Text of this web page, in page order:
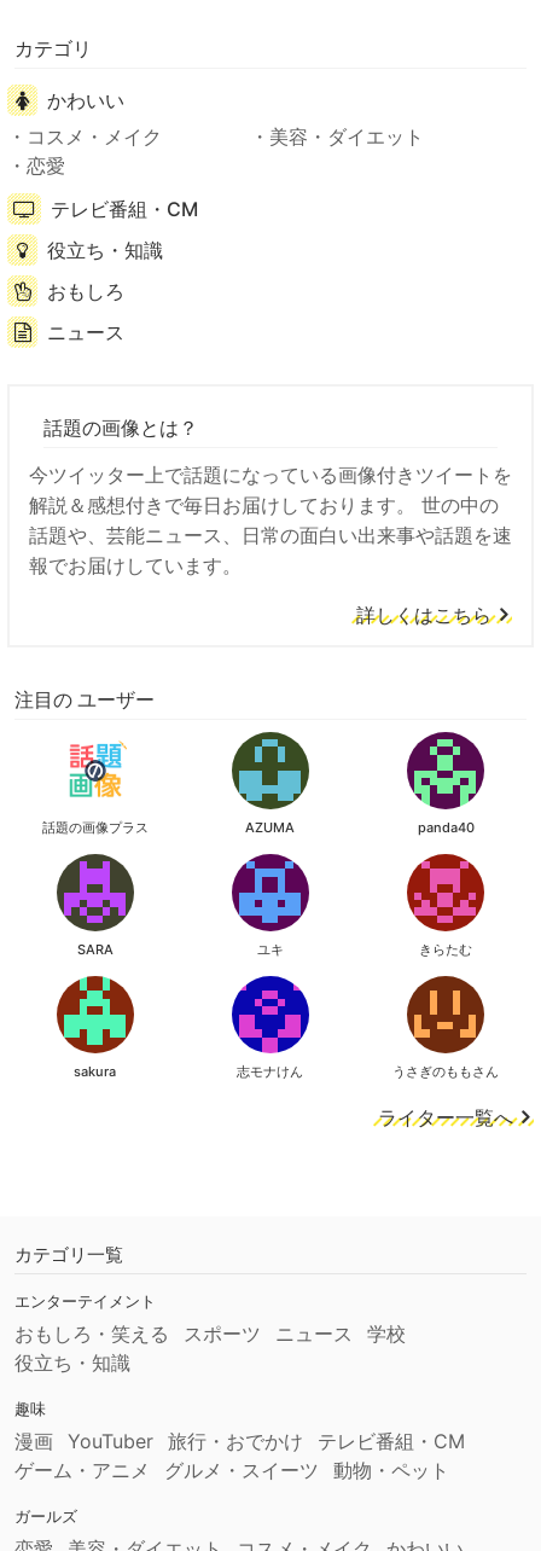
カテゴリ
かわいい
コスメ・メイク
美容・ダイエット
恋愛
テレビ番組・CM
役立ち・知識
おもしろ
ニュース
話題の画像とは？
今ツイッター上で話題になっている画像付きツイートを
解説＆感想付きで毎日お届けしております。 世の中の
話題や、芸能ニュース、日常の面白い出来事や話題を速
報でお届けしています。
詳しくはこちら
注目の ユーザー
話題の画像プラス AZUMA panda40
SARA ユキ きらたむ
sakura 志モナけん うさぎのももさん
ライター一覧へ
カテゴリ一覧
エンターテイメント
おもしろ・笑える スポーツ ニュース
学校
役立ち・知識
趣味
漫画 YouTuber 旅行・おでかけ
テレビ番組・CM
ゲーム・アニメ
グルメ・スイーツ 動物・ペット
ガールズ